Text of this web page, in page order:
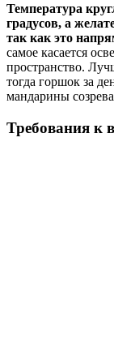
Температура
градусов, а
так как это
самое касается
пространство.
тогда горшок за
мандарины
Требования к